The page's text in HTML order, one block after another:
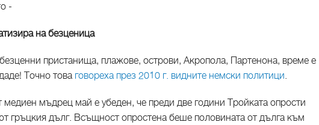
-
на безценица
пристанища, плажове, острови, Акропола, Партенона, време е
Точно това говореха през 2010 г. видните немски политици.
медиен мъдрец май е убеден, че преди две години Тройката опрости
гръцкия дълг. Всъщност опростена беше половината от дълга към